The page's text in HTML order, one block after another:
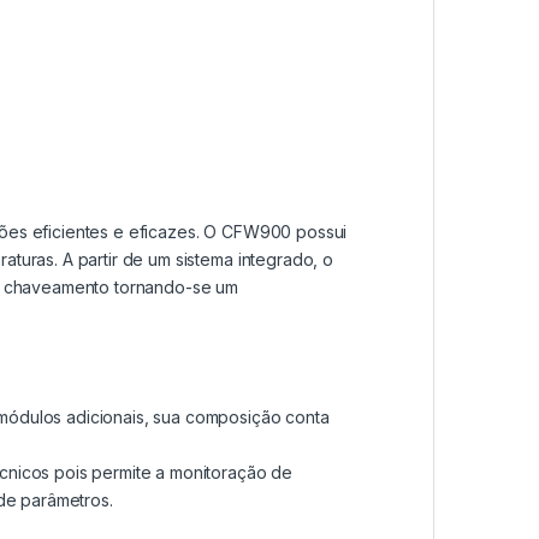
eficientes e eficazes. O CFW900 possui
A partir de um sistema integrado, o
tornando-se um
adicionais, sua composição conta
pois permite a monitoração de
parâmetros.